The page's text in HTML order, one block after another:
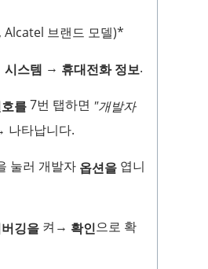
Alcatel 브랜드 모델)*
시스템 → 휴대전화 정보.
를7번 탭하면 "개발자
타납니다.
눌러 개발자 옵션을 엽니
깅을 켜→ 확인으로 확